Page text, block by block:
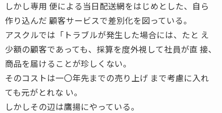
しかし専用 便による当日配送網をはじめとした、自ら
作り込んだ 顧客サービスで差別化を図っている。
アスクルでは「トラブルが発生した場合には、たと え
少額の顧客であっても、採算を度外視して社員が直 接、
商品を届けることが珍しくない。
そのコストは一〇年先までの売り上げ まで考慮に入れ
ても元がとれな い。
しかしその辺は鷹揚にやっている。